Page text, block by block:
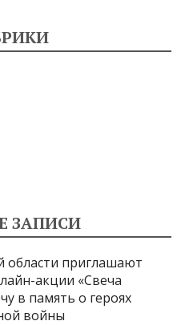
ЗАПИСИ
области приглашают
акции «Свеча
в память о героях
войны